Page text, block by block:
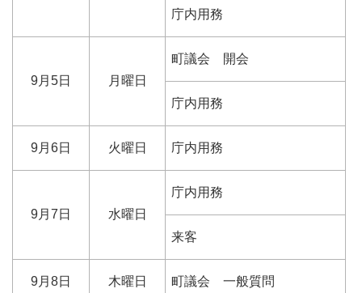
庁内用務
9月5日 月曜日
町議会 開会
庁内用務
9月6日 火曜日 庁内用務
9月7日 水曜日
庁内用務
来客
9月8日 木曜日 町議会 一般質問